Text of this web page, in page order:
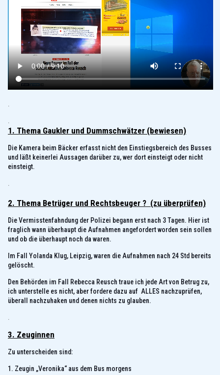
.
.
1. Thema Gaukler und Dummschwätzer (bewiesen)
Die Kamera beim Bäcker erfasst nicht den Einstiegsbereich des Busses
und läßt keinerlei Aussagen darüber zu, wer dort einsteigt oder nicht
einsteigt.
.
2. Thema Betrüger und Rechtsbeuger ? (zu überprüfen)
Die Vermisstenfahndung der Polizei begann erst nach 3 Tagen. Hier ist
fraglich wann überhaupt die Aufnahmen angefordert worden sein sollen
und ob die überhaupt noch da waren.
Im Fall Yolanda Klug, Leipzig, waren die Aufnahmen nach 24 Std bereits
gelöscht.
Den Behörden im Fall Rebecca Reusch traue ich jede Art von Betrug zu,
ich unterstelle es nicht, aber fordere dazu auf ALLES nachzuprüfen,
überall nachzuhaken und denen nichts zu glauben.
.
3. Zeuginnen
Zu unterscheiden sind:
1. Zeugin „Veronika“ aus dem Bus morgens